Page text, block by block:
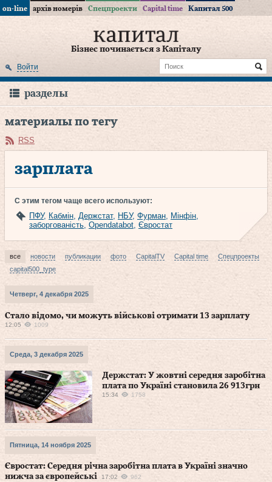
on-line архів номерів Спецпроекти Capital time Капитал 500
Бізнес починається з Капіталу
Войти
разделы
материалы по тегу
RSS
зарплата
С этим тегом чаще всего используют:
ПФУ, Кабмін, Держстат, НБУ, Фурман, Мінфін,
заборгованість, Opendatabot, Євростат
все новости публикации фото CapitalTV Capital time
Спецпроекты
capital500_type
Четверг, 4 декабря 2025
Стало відомо, чи можуть військові отримати 13 зарплату
12:05 1009
Среда, 3 декабря 2025
Держстат: У жовтні середня заробітна
плата по Україні становила 26 913грн
15:34 1758
Пятница, 14 ноября 2025
Євростат: Середня річна заробітна плата в Україні значно
нижча за європейські
17:02 962